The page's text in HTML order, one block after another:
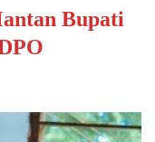
Bupati